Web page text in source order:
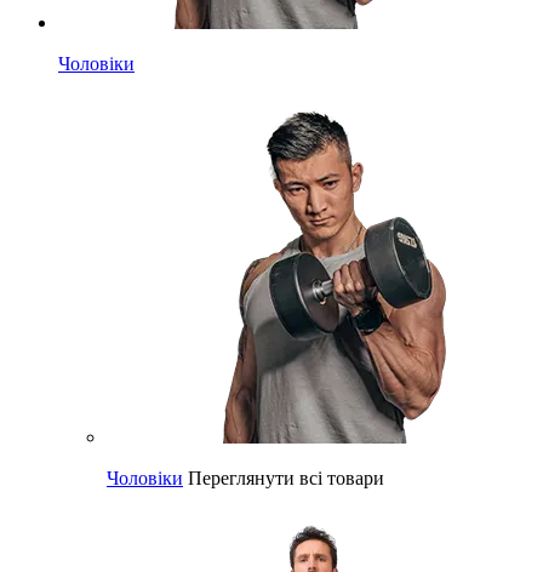
Чоловіки
Чоловіки Переглянути всі товари